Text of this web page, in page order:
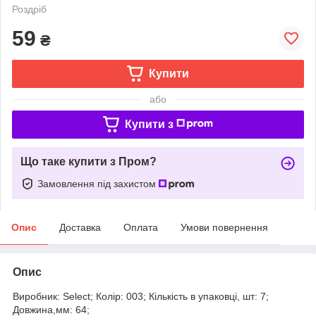
Роздріб
59 ₴
Купити
або
Купити з
Що таке купити з Пром?
Замовлення під захистом
Опис Доставка Оплата Умови повернення
Опис
Виробник: Select; Колір: 003; Кількість в упаковці, шт: 7;
Довжина,мм: 64;